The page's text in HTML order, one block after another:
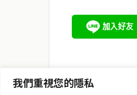
我們重視您的隱私
泰國當地政治、經濟、華人社
時、客觀、多元的中文新聞內